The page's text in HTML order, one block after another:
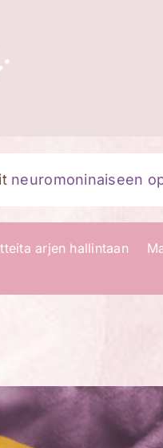
neuromoninaiseen
arjen hallintaan